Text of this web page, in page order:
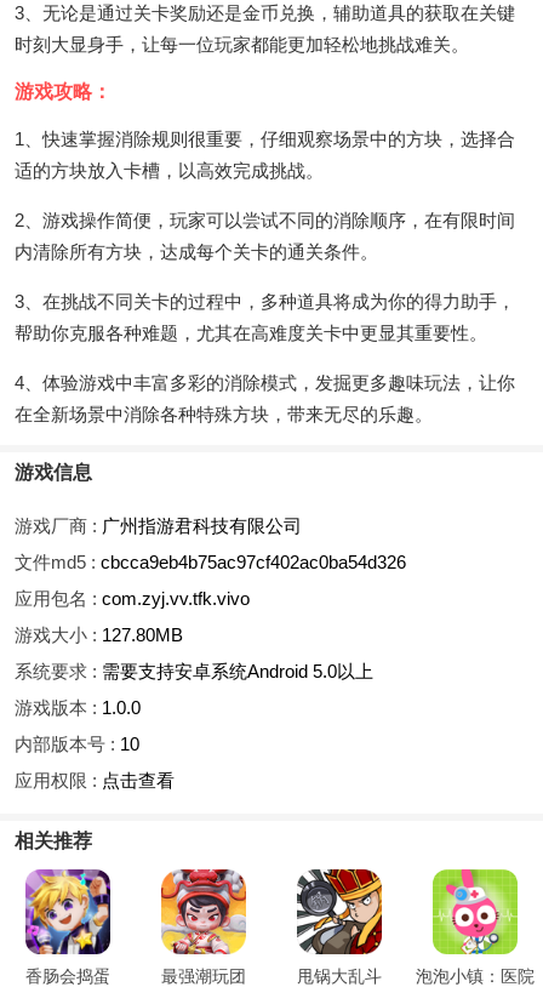
3、无论是通过关卡奖励还是金币兑换，辅助道具的获取在关键
时刻大显身手，让每一位玩家都能更加轻松地挑战难关。
游戏攻略：
1、快速掌握消除规则很重要，仔细观察场景中的方块，选择合
适的方块放入卡槽，以高效完成挑战。
2、游戏操作简便，玩家可以尝试不同的消除顺序，在有限时间
内清除所有方块，达成每个关卡的通关条件。
3、在挑战不同关卡的过程中，多种道具将成为你的得力助手，
帮助你克服各种难题，尤其在高难度关卡中更显其重要性。
4、体验游戏中丰富多彩的消除模式，发掘更多趣味玩法，让你
在全新场景中消除各种特殊方块，带来无尽的乐趣。
游戏信息
游戏厂商 : 广州指游君科技有限公司
文件md5 : cbcca9eb4b75ac97cf402ac0ba54d326
应用包名 : com.zyj.vv.tfk.vivo
游戏大小 : 127.80MB
系统要求 : 需要支持安卓系统Android 5.0以上
游戏版本 : 1.0.0
内部版本号 : 10
应用权限 : 点击查看
相关推荐
香肠会捣蛋 最强潮玩团 甩锅大乱斗 泡泡小镇：医院